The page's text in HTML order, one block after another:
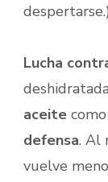
despertarse.)
Lucha
aceite
defensa. Al
vuelve